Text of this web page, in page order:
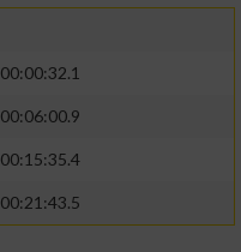
00:00:32.1
00:06:00.9
00:15:35.4
00:21:43.5